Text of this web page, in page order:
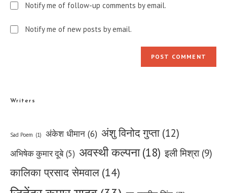
Notify me of follow-up comments by email.
Notify me of new posts by email.
Writers
Sad Poem (1) अंकेश धीमान (6) अंशु विनोद गुप्ता (12)
अभिषेक कुमार दूबे (5) अवस्थी कल्पना (18) इली मिश्रा (9)
कालिका प्रसाद सेमवाल (14)